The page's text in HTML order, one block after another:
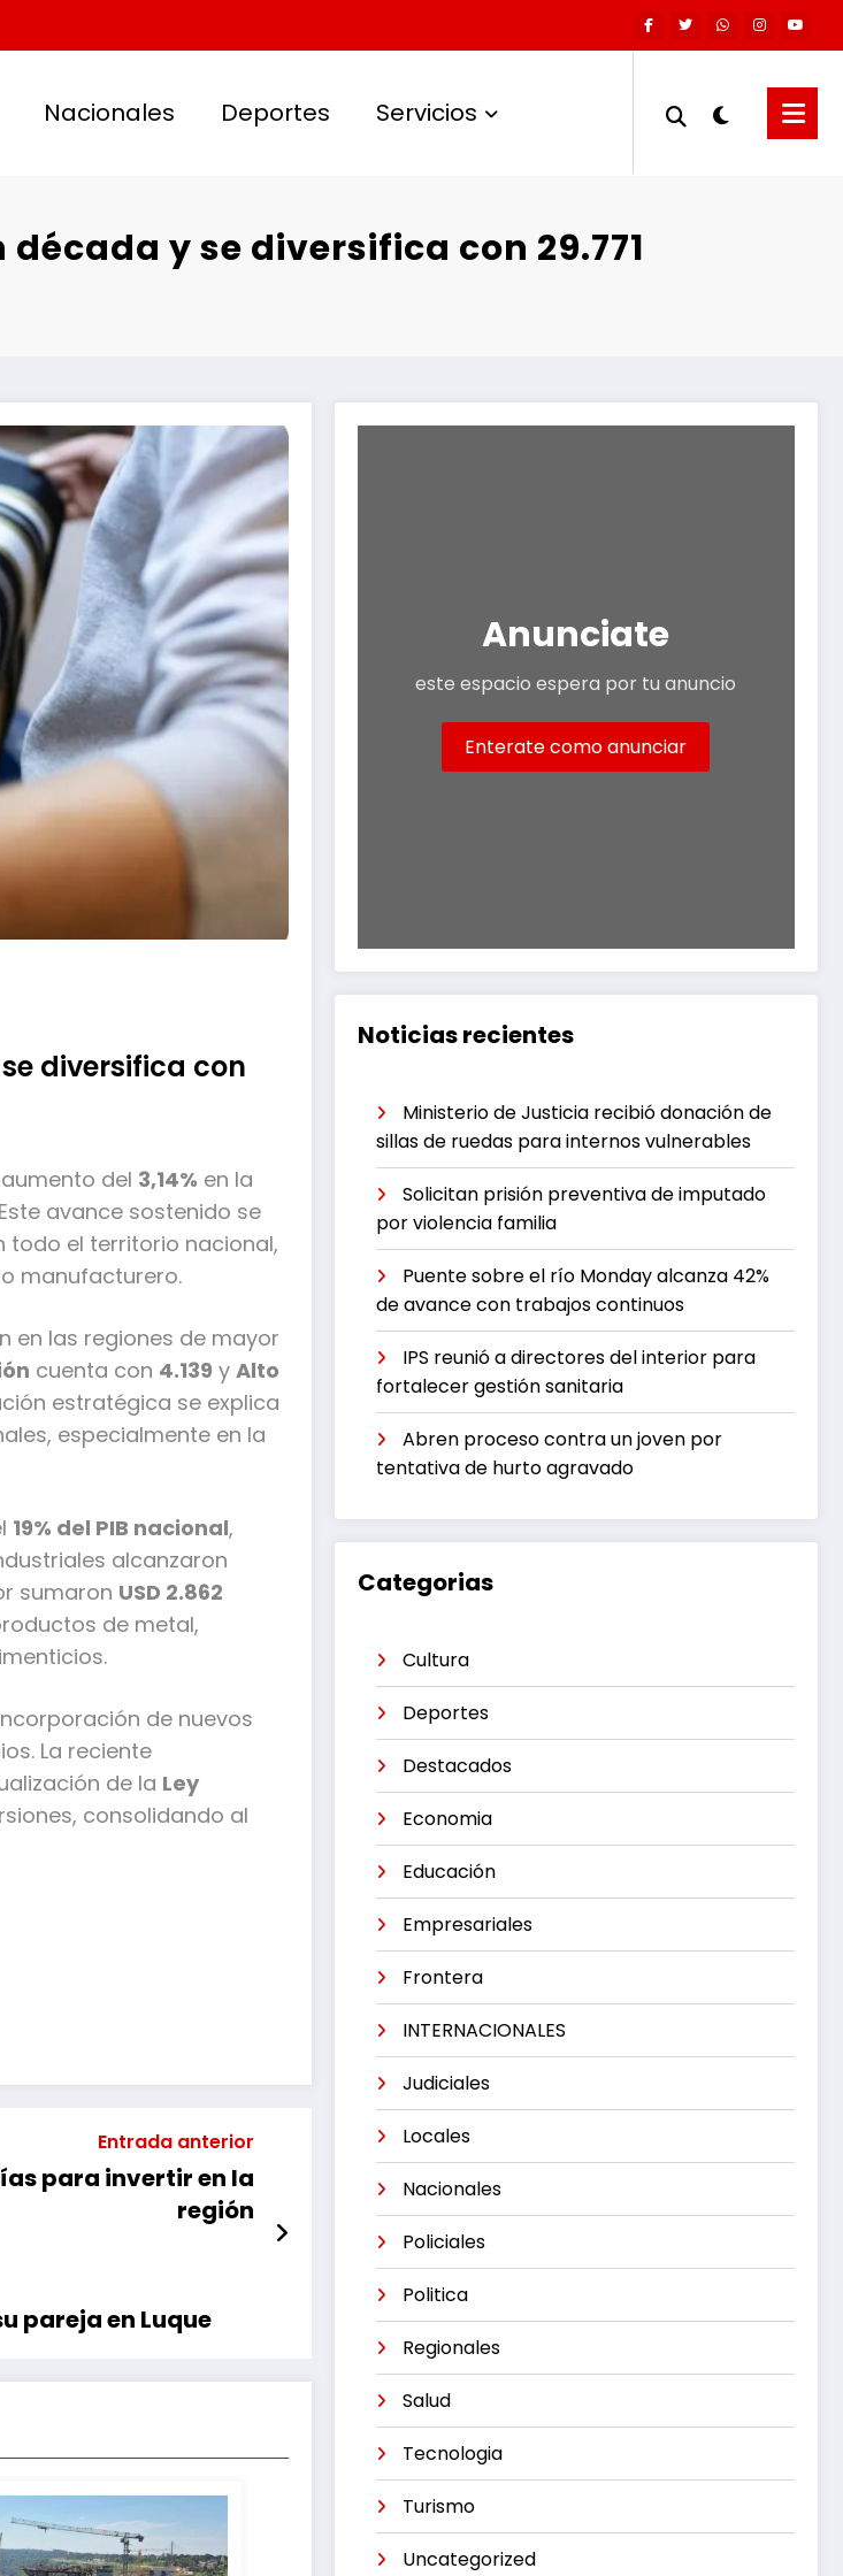
Nacionales Deportes Servicios
y se diversifica con 29.771
diversifica con
del 3,14% en la
avance sostenido se
todo el territorio nacional,
manufacturero.
en las regiones de mayor
cuenta con 4.139 y Alto
estratégica se explica
especialmente en la
19% del PIB nacional,
alcanzaron
sumaron USD 2.862
de metal,
de nuevos
La reciente
de la Ley
consolidando al
Entrada anterior
para invertir en la
región
pareja en Luque
Anunciate
este espacio espera por tu anuncio
Enterate como anunciar
Noticias recientes
Ministerio de Justicia recibió donación de
sillas de ruedas para internos vulnerables
Solicitan prisión preventiva de imputado
por violencia familia
Puente sobre el río Monday alcanza 42%
de avance con trabajos continuos
IPS reunió a directores del interior para
fortalecer gestión sanitaria
Abren proceso contra un joven por
tentativa de hurto agravado
Categorias
Cultura
Deportes
Destacados
Economia
Educación
Empresariales
Frontera
INTERNACIONALES
Judiciales
Locales
Nacionales
Policiales
Politica
Regionales
Salud
Tecnologia
Turismo
Uncategorized